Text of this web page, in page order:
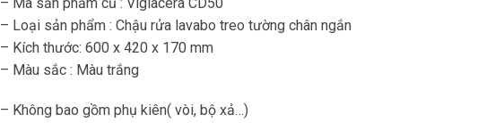
– Loại sản phẩm : Chậu rửa lavabo treo tường chân ngắn
– Kích thước: 600 x 420 x 170 mm
– Màu sắc : Màu trắng
– Không bao gồm phụ kiên( vòi, bộ xả…)